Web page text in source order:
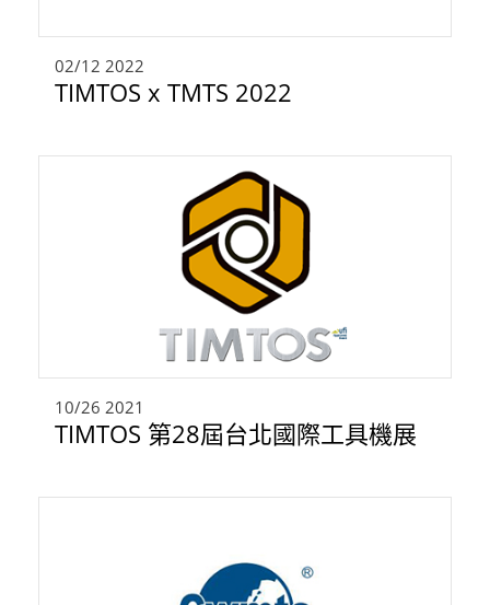
02/12 2022
TIMTOS x TMTS 2022
10/26 2021
TIMTOS 第28屆台北國際工具機展